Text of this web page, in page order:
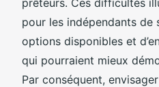
pour les indépendants de
options disponibles et
qui pourraient mieux
Par conséquent,